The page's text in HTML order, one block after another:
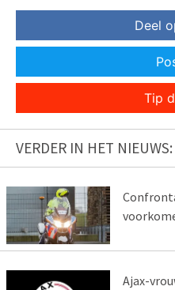
Deel
Tip
VERDER IN HET NIEUWS:
Ajax-